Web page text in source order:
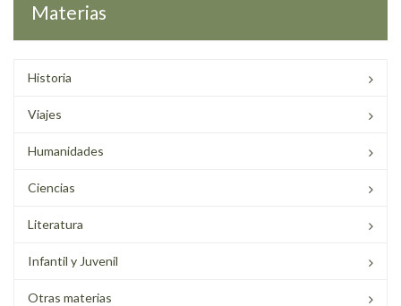
Materias
Historia
Viajes
Humanidades
Ciencias
Literatura
Infantil y Juvenil
Otras materias